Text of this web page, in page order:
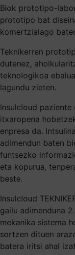
Biok prototipo-
prototipo bat
komertzialago
Teknikerren
dutenez,
teknologikoa
lagundu zieten.
Insulcloud
itxaropena
enpresa da.
adimendun baten
funtsezko
eta kopurua,
beste.
Insulcloud
gailu adimenduna
mekanika sistema
sortzen dituen
batera iritsi ahal